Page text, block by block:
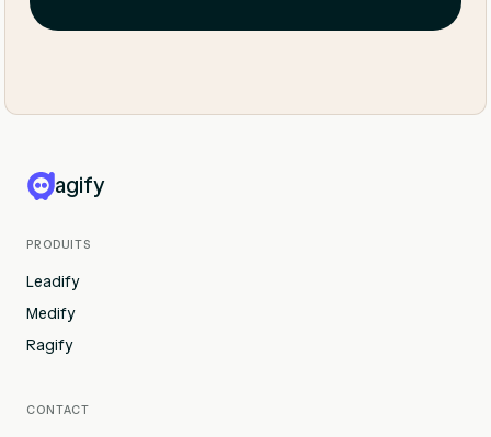
agify
PRODUITS
Leadify
Medify
Ragify
CONTACT